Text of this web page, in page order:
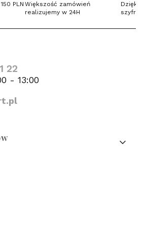
PLN Większość zamówień
realizujemy w 24H
Dzięki
22
- 13:00